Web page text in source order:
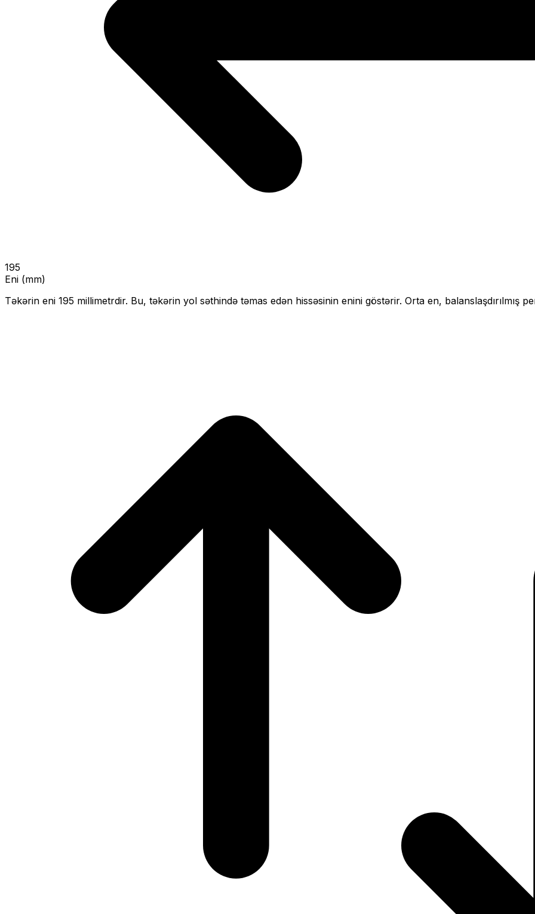
195
Eni (mm)
Təkərin eni 195 millimetrdir. Bu, təkərin yol səthində təmas edən hissəsinin enini göstərir. Orta en, balanslaşdırılmış